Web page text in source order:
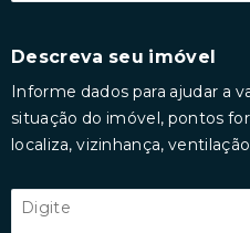
Descreva seu imóvel
Informe dados para ajudar a
situação do imóvel, pontos
localiza, vizinhança,